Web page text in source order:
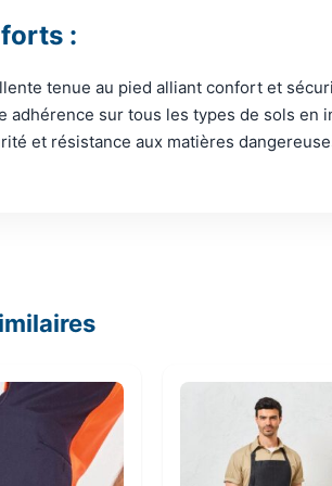
:
tenue au pied alliant confort et
adhérence sur tous les types de sols en
et résistance aux matières